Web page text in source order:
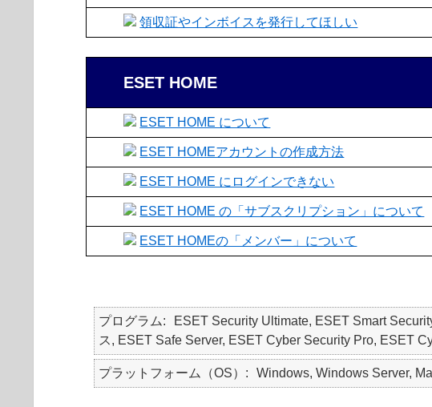
領収証やインボイスを発行してほしい
ESET HOME
ESET HOME について
ESET HOMEアカウントの作成方法
ESET HOME にログインできない
ESET HOME の「サブスクリプション」について
ESET HOMEの「メンバー」について
プログラム
ESET Security Ultimate, ESET Smart
ス, ESET Safe Server, ESET Cyber Security Pro, ESET
プラットフォーム（OS） Windows, Windows Server,